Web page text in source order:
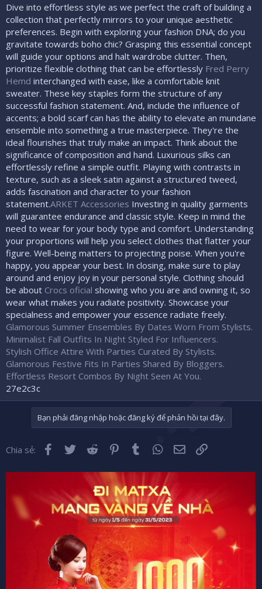
Dive into effortless style as we perfect the craft of building a
collection that perfectly mirrors to your unique aesthetic
preferences. Begin with exploring your fashion DNA; do you
gravitate towards boho chic? Grasping this essential concept
will guide your options and halt wardrobe clutter. Then,
prioritize flexible clothing that can be effortlessly Fred Perry
Hemd interchanged with ease, like a comfortable knit
sweater. These key staples form the structure of any
successful fashion statement. And, include the influence of
accents; a bold scarf can has the ability to elevate an mundane
ensemble into something a true masterpiece. They're the
ideal flourishes that truly make an impact. Think about the
significance of composition and hand. Luxurious silks can
effortlessly refine a simple outfit. Playing with contrasts in
texture, such as a sleek satin against a structured tweed,
adds fascination and character to your fashion
statement.ARKET Accessories Investing in quality garments
will guarantee endurance and classic style. Keep in mind the
need to wear for your body type and comfort. Understanding
your proportions will help you select clothes that flatter your
figure. Well-being matters to projecting poise. When you're
happy, you appear your best. In closing, make sure to play
around and enjoy joy in your personal style. Clothing should
be about Crocs oficial showing who you are and owning it, so
wear what makes you radiate positivity. Showcase your
specialness and empower your essence radiate freely.
Glamorous Summer Ensembles By Dates Worn From Stylists.
Minimalist Fall Outfits In Night Styled For Influencers.
Stylish Office Attire With Parties Curated By Stylists.
Glamorous Festive Fits In Parties Shared By Bloggers.
Effortless Resort Combos By Night Seen At You.
27e2c3c
Bạn phải đăng nhập hoặc đăng ký để phản hồi tại đây.
Chia sẻ: Facebook
Twitter Reddit Pinterest
Tumblr WhatsApp
Email